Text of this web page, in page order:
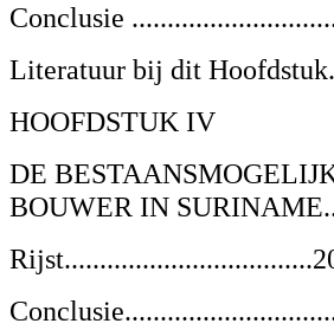
Conclusie
Literatuur bij dit
HOOFDSTUK IV
DE
BOUWER IN